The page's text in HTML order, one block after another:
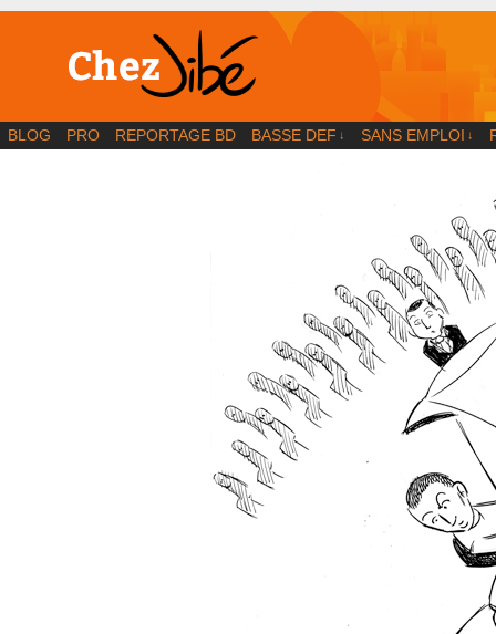
BD | Illustration | Blog
BLOG PRO REPORTAGE BD BASSE DEF ↓ SANS EMPLOI ↓